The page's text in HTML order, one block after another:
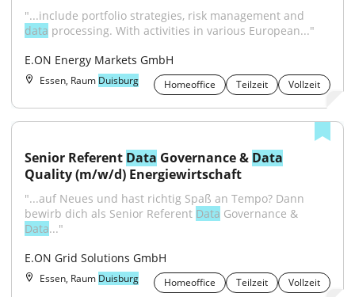
data processing. With activities in various European..."
E.ON Energy Markets GmbH
Essen, Raum Duisburg Homeoffice Teilzeit Vollzeit
Senior Referent Data Governance & Data
Quality (m/w/d) Energiewirtschaft
"...auf Neues und hast richtig Spaß an Tempo? Dann
bewirb dich als Senior Referent Data
Data..."
E.ON Grid Solutions GmbH
Essen, Raum Duisburg Homeoffice Teilzeit Vollzeit